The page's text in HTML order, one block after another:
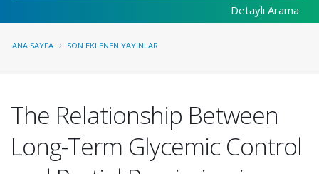
Detaylı Arama
ANA SAYFA SON EKLENEN YAYINLAR
The Relationship Between
Long-Term Glycemic Control